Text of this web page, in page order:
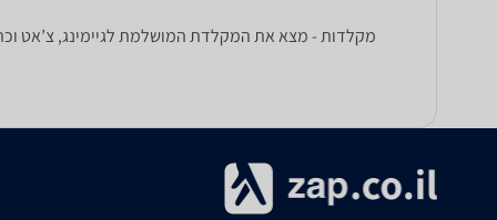
מקלדות - מצא את המקלדת המושלמת לגיימינג, צ’אט